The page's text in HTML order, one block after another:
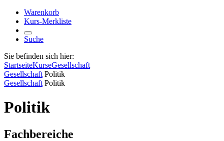
Warenkorb
Kurs-Merkliste
Suche
Sie befinden sich hier:
StartseiteKurseGesellschaft
Gesellschaft Politik
Gesellschaft Politik
Politik
Fachbereiche